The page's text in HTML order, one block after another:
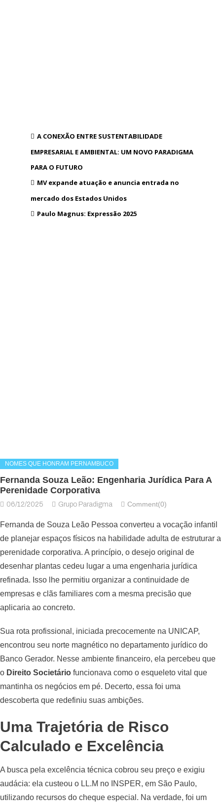
A CONEXÃO ENTRE SUSTENTABILIDADE
EMPRESARIAL E AMBIENTAL: UM NOVO PARADIGMA
PARA O FUTURO
MV expande atuação e anuncia entrada no
mercado dos Estados Unidos
Paulo Magnus: Expressão 2025
NOMES QUE HONRAM PERNAMBUCO
Fernanda Souza Leão: Engenharia Jurídica Para A
Perenidade Corporativa
06/12/2025 Grupo Paradigma Comment(0)
Fernanda de Souza Leão Pessoa converteu a vocação infantil
de planejar espaços físicos na habilidade adulta de estruturar a
perenidade corporativa. A princípio, o desejo original de
desenhar plantas cedeu lugar a uma engenharia jurídica
refinada. Isso lhe permitiu organizar a continuidade de
empresas e clãs familiares com a mesma precisão que
aplicaria ao concreto.
Sua rota profissional, iniciada precocemente na UNICAP,
encontrou seu norte magnético no departamento jurídico do
Banco Gerador. Nesse ambiente financeiro, ela percebeu que
o Direito Societário funcionava como o esqueleto vital que
mantinha os negócios em pé. Decerto, essa foi uma
descoberta que redefiniu suas ambições.
Uma Trajetória de Risco
Calculado e Excelência
A busca pela excelência técnica cobrou seu preço e exigiu
audácia: ela custeou o LL.M no INSPER, em São Paulo,
utilizando recursos do cheque especial. Na verdade, foi um